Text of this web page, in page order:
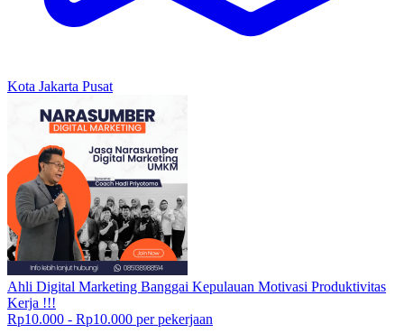
Kota Jakarta Pusat
Ahli Digital Marketing Banggai Kepulauan Motivasi Produktivitas
Kerja !!!
Rp10.000 - Rp10.000 per pekerjaan